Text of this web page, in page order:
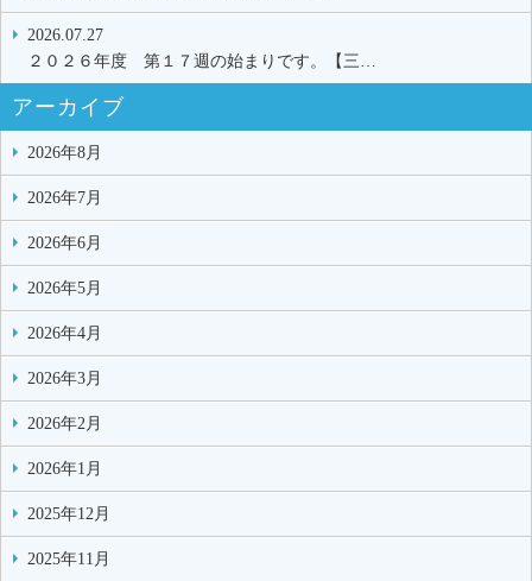
2026.07.27
２０２６年度 第１７週の始まりです。【三…
アーカイブ
2026年8月
2026年7月
2026年6月
2026年5月
2026年4月
2026年3月
2026年2月
2026年1月
2025年12月
2025年11月